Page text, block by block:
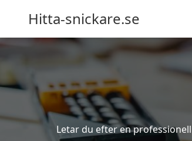
Hitta-snickare.se
Letar du efter en